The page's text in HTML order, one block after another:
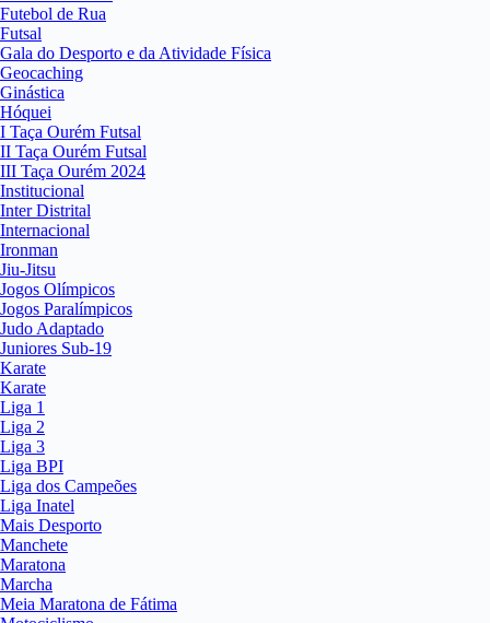
Futebol de Rua
Futsal
Gala do Desporto e da Atividade Física
Geocaching
Ginástica
Hóquei
I Taça Ourém Futsal
II Taça Ourém Futsal
III Taça Ourém 2024
Institucional
Inter Distrital
Internacional
Ironman
Jiu-Jitsu
Jogos Olímpicos
Jogos Paralímpicos
Judo Adaptado
Juniores Sub-19
Karate
Karate
Liga 1
Liga 2
Liga 3
Liga BPI
Liga dos Campeões
Liga Inatel
Mais Desporto
Manchete
Maratona
Marcha
Meia Maratona de Fátima